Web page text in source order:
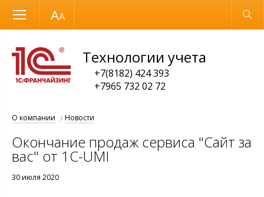
Размер шрифта Обычная версия
Технологии учета
+7(8182) 424 393
+7965 732 02 72
О компании Новости
Окончание продаж сервиса "Сайт за
вас" от 1C-UMI
30 июля 2020